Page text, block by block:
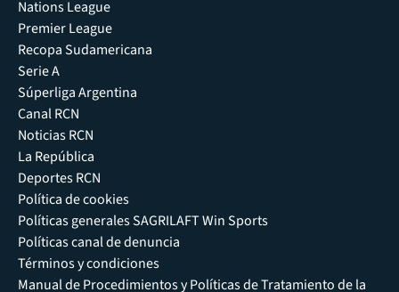
Nations League
Premier League
Recopa Sudamericana
Serie A
Súperliga Argentina
Canal RCN
Noticias RCN
La República
Deportes RCN
Política de cookies
Políticas generales SAGRILAFT Win Sports
Políticas canal de denuncia
Términos y condiciones
Manual de Procedimientos y Políticas de Tratamiento de la